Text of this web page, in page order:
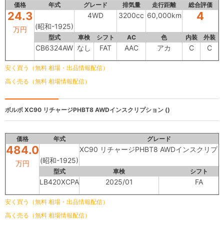
価格 年式 グレード 排気量 走行距離 総合評価
24.3
万円 (昭和-1925)
4WD 3200cc 60,000km 4
型式 車検 シフト AC 色 内装 外装
CB6324AW なし FAT AAC アカ C C
安く買う（無料 相場・出品情報配信）
高く売る（無料 相場情報配信）
ボルボ XC90 リチャージPHBT8 AWDインスクリプション ()
価格 年式 グレード
484.0
万円 (昭和-1925)
XC90 リチャージPHBT8 AWDインスクリプ
型式 車検 シフト
LB420XCPA 2025/01 FA
安く買う（無料 相場・出品情報配信）
高く売る（無料 相場情報配信）